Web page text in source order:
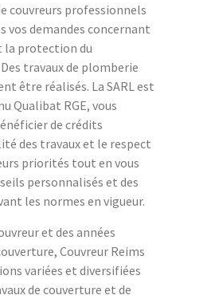
couvreurs professionnels
vos demandes concernant
la protection du
travaux de plomberie
être réalisés. La SARL est
Qualibat RGE, vous
de crédits
des travaux et le respect
priorités tout en vous
personnalisés et des
les normes en vigueur.
et des années
Couvreur Reims
variées et diversifiées
de couverture et de